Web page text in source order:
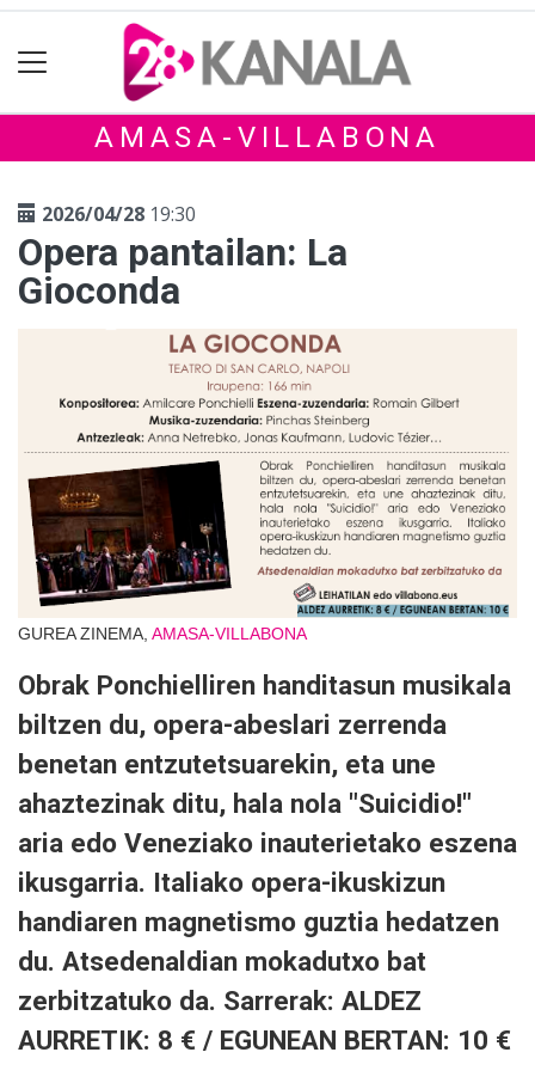
AMASA-VILLABONA
2026/04/28 19:30
Opera pantailan: La
Gioconda
GUREA ZINEMA, AMASA-VILLABONA
Obrak Ponchielliren handitasun musikala
biltzen du, opera-abeslari zerrenda
benetan entzutetsuarekin, eta une
ahaztezinak ditu, hala nola "Suicidio!"
aria edo Veneziako inauterietako eszena
ikusgarria. Italiako opera-ikuskizun
handiaren magnetismo guztia hedatzen
du. Atsedenaldian mokadutxo bat
zerbitzatuko da. Sarrerak: ALDEZ
AURRETIK: 8 € / EGUNEAN BERTAN: 10 €